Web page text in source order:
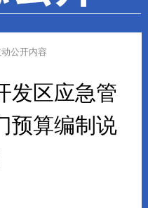
公开内容
发区应急管
预算编制说